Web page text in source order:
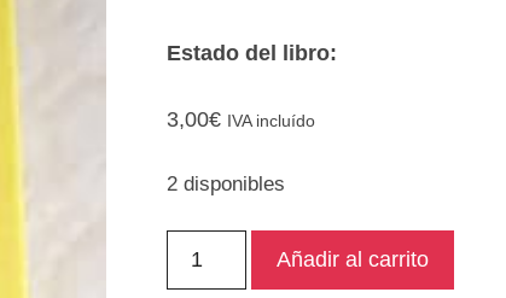
Estado del libro:
3,00€ IVA incluído
2 disponibles
Añadir al carrito